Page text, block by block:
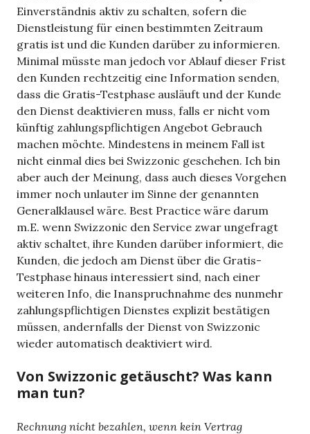
Einverständnis aktiv zu schalten, sofern die
Dienstleistung für einen bestimmten Zeitraum
gratis ist und die Kunden darüber zu informieren.
Minimal müsste man jedoch vor Ablauf dieser Frist
den Kunden rechtzeitig eine Information senden,
dass die Gratis-Testphase ausläuft und der Kunde
den Dienst deaktivieren muss, falls er nicht vom
künftig zahlungspflichtigen Angebot Gebrauch
machen möchte. Mindestens in meinem Fall ist
nicht einmal dies bei Swizzonic geschehen. Ich bin
aber auch der Meinung, dass auch dieses Vorgehen
immer noch unlauter im Sinne der genannten
Generalklausel wäre. Best Practice wäre darum
m.E. wenn Swizzonic den Service zwar ungefragt
aktiv schaltet, ihre Kunden darüber informiert, die
Kunden, die jedoch am Dienst über die Gratis-
Testphase hinaus interessiert sind, nach einer
weiteren Info, die Inanspruchnahme des nunmehr
zahlungspflichtigen Dienstes explizit bestätigen
müssen, andernfalls der Dienst von Swizzonic
wieder automatisch deaktiviert wird.
Von Swizzonic getäuscht? Was kann
man tun?
Rechnung nicht bezahlen, wenn kein Vertrag